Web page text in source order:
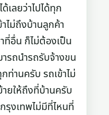
เลยว่าไปได้ทุก
ไม่ถึงบ้านลูกค้า
ที่อื่น ก็ไม่ต้องเป็น
รถนำรถรับจ้างขน
ท่านครับ รถเข้าไม่
ายให้ถึงที่บ้านครับ
รุงเทพไม่มีที่ไหนที่